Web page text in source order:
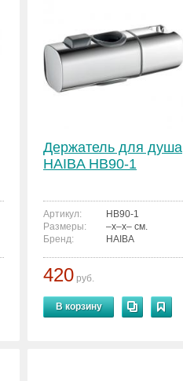
Держатель для душа
HAIBA HB90-1
Артикул:
HB90-1
Размеры:
–x–x– см.
Бренд:
HAIBA
420 руб.
В корзину